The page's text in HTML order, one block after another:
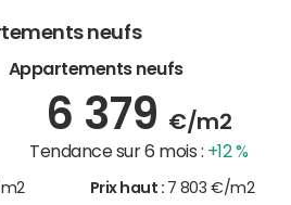
neufs
Appartements neufs
6 379 €/m2
Tendance sur 6 mois : +12 %
Prix haut : 7 803 €/m2